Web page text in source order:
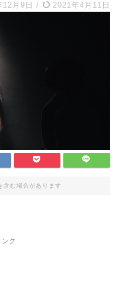
12月9日 / 2021年4月11日
含む場合があります
ク